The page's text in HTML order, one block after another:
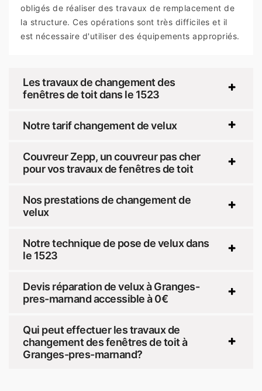
obligés de réaliser des travaux de remplacement de
la structure. Ces opérations sont très difficiles et il
est nécessaire d'utiliser des équipements appropriés.
Les travaux de changement des
fenêtres de toit dans le 1523
Notre tarif changement de velux
Couvreur Zepp, un couvreur pas cher
pour vos travaux de fenêtres de toit
Nos prestations de changement de
velux
Notre technique de pose de velux dans
le 1523
Devis réparation de velux à Granges-
pres-marnand accessible à 0€
Qui peut effectuer les travaux de
changement des fenêtres de toit à
Granges-pres-marnand?